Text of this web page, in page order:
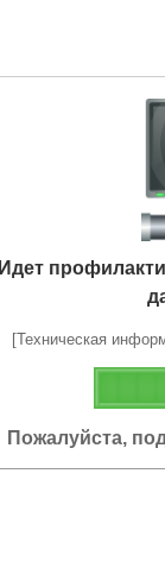
Идет
[Техническая
Пожалуйста,